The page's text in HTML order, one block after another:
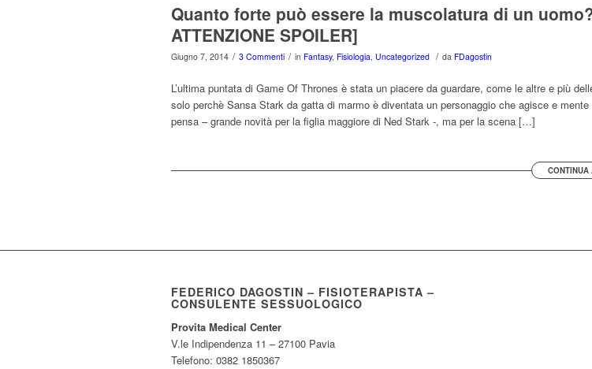
Quanto forte può essere la muscolatura di un
ATTENZIONE SPOILER]
Giugno 7, 2014 / 3 Commenti / in Fantasy, Fisiologia, Uncategorized / da FDagostin
L’ultima puntata di Game Of Thrones è stata un piacere da guardare, come le altre e più
solo perchè Sansa Stark da gatta di marmo è diventata un personaggio che agisce e
pensa – grande novità per la figlia maggiore di Ned Stark -, ma per la scena […]
FEDERICO DAGOSTIN – FISIOTERAPISTA –
CONSULENTE SESSUOLOGICO
Provita Medical Center
V.le Indipendenza 11 – 27100 Pavia
Telefono: 0382 1850367